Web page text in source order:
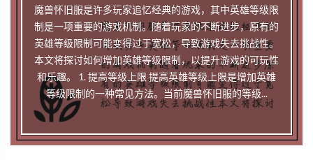
魔兽怀旧服是许多玩家追忆经典的游戏，其中英雄等级限
制是一项重要的游戏机制。随着玩家的不断进步，原有的
英雄等级限制可能变得过于宽松，导致游戏失去挑战性。
本文将探讨如何增加英雄等级限制，以提升游戏的可玩性
和乐趣。 1. 提高等级上限 提高英雄等级上限是增加英雄
等级限制的一种常见方法。当前魔兽怀旧服的等级...